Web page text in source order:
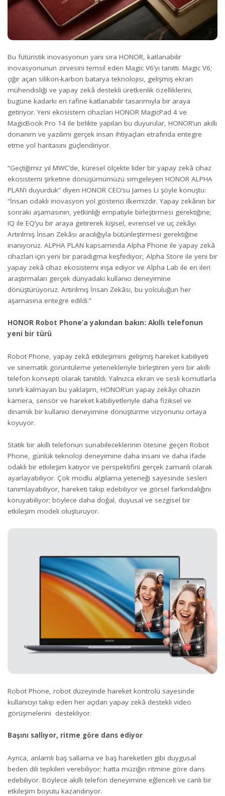
Bu fütüristik inovasyonun yanı sıra HONOR, katlanabilir
inovasyonunun zirvesini temsil eden Magic V6’yı tanıttı. Magic V6;
çığır açan silikon-karbon batarya teknolojisi, gelişmiş ekran
mühendisliği ve yapay zekâ destekli üretkenlik özelliklerini,
bugüne kadarki en rafine katlanabilir tasarımıyla bir araya
getiriyor. Yeni ekosistem cihazları HONOR MagicPad 4 ve
MagicBook Pro 14 ile birlikte yapılan bu duyurular, HONOR’un akıllı
donanım ve yazılımı gerçek insan ihtiyaçları etrafında entegre
etme yol haritasını güçlendiriyor.
“Geçtiğimiz yıl MWC’de, küresel ölçekte lider bir yapay zekâ cihaz
ekosistemi şirketine dönüşümümüzü simgeleyen HONOR ALPHA
PLAN’i duyurduk” diyen HONOR CEO’su James Li şöyle konuştu:
“İnsan odaklı inovasyon yol gösterici ilkemizdir. Yapay zekânın bir
sonraki aşamasının, yetkinliği empatiyle birleştirmesi gerektiğine;
IQ ile EQ’yu bir araya getirerek kişisel, evrensel ve uç zekâyı
Artırılmış İnsan Zekâsı aracılığıyla bütünleştirmesi gerektiğine
inanıyoruz. ALPHA PLAN kapsamında Alpha Phone ile yapay zekâ
cihazları için yeni bir paradigma keşfediyor, Alpha Store ile yeni bir
yapay zekâ cihaz ekosistemi inşa ediyor ve Alpha Lab ile en ileri
araştırmaları gerçek dünyadaki kullanıcı deneyimine
dönüştürüyoruz. Artırılmış İnsan Zekâsı, bu yolculuğun her
aşamasına entegre edildi.”
HONOR Robot Phone’a yakından bakın: Akıllı telefonun
yeni bir türü
Robot Phone, yapay zekâ etkileşimini gelişmiş hareket kabiliyeti
ve sinematik görüntüleme yetenekleriyle birleştiren yeni bir akıllı
telefon konsepti olarak tanıtıldı. Yalnızca ekran ve sesli komutlarla
sınırlı kalmayan bu yaklaşım, HONOR’un yapay zekâyı cihazın
kamera, sensör ve hareket kabiliyetleriyle daha fiziksel ve
dinamik bir kullanıcı deneyimine dönüştürme vizyonunu ortaya
koyuyor.
Statik bir akıllı telefonun sunabileceklerinin ötesine geçen Robot
Phone, günlük teknoloji deneyimine daha insani ve daha ifade
odaklı bir etkileşim katıyor ve perspektifini gerçek zamanlı olarak
ayarlayabiliyor. Çok modlu algılama yeteneği sayesinde sesleri
tanımlayabiliyor, hareketi takip edebiliyor ve görsel farkındalığını
koruyabiliyor; böylece daha doğal, duyusal ve sezgisel bir
etkileşim modeli oluşturuyor.
Robot Phone, robot düzeyinde hareket kontrolü sayesinde
kullanıcıyı takip eden her açıdan yapay zekâ destekli video
görüşmelerini destekliyor.
Başını sallıyor, ritme göre dans ediyor
Ayrıca, anlamlı baş sallama ve baş hareketleri gibi duygusal
beden dili tepkileri verebiliyor; hatta müziğin ritmine göre dans
edebiliyor. Böylece akıllı telefon deneyimine eğlenceli ve canlı bir
etkileşim boyutu kazandırıyor.